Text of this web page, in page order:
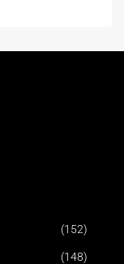
(152)
(148)